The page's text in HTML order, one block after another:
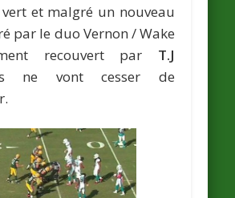
et malgré un nouveau
par le duo Vernon / Wake
recouvert par T.J
ne vont cesser de